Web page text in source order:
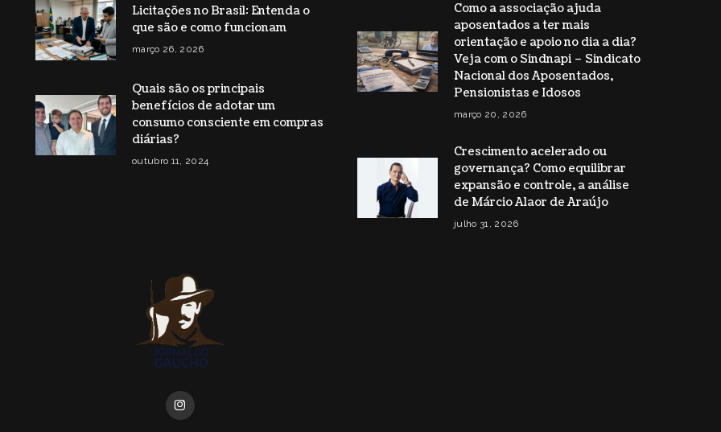
Licitações no Brasil: Entenda o
que são e como funcionam
março 26, 2026
Quais são os principais
benefícios de adotar um
consumo consciente em compras
diárias?
outubro 11, 2024
Como a associação ajuda
aposentados a ter mais
orientação e apoio no dia a dia?
Veja com o Sindnapi – Sindicato
Nacional dos Aposentados,
Pensionistas e Idosos
março 20, 2026
Crescimento acelerado ou
governança? Como equilibrar
expansão e controle, a análise
de Márcio Alaor de Araújo
julho 31, 2026